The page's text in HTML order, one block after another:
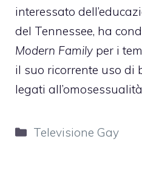
interessato
del Tennessee, ha
Modern Family per i
il suo ricorrente uso di
legati
Categorie
Televisione Gay